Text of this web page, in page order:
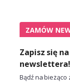
ZAMÓW
Zapisz się
newslettera!
Bądź na